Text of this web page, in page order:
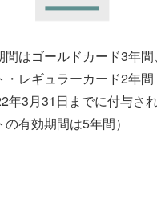
間はゴールドカード3年間
・レギュラーカード2年間
年3月31日までに付与さ
の有効期間は5年間）